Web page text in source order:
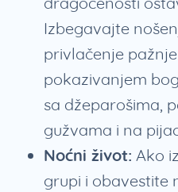
Izbegavajte
privlačenje
pokazivanjem
sa džeparošima,
gužvama i na
Noćni život: Ako
grupi i obavestite